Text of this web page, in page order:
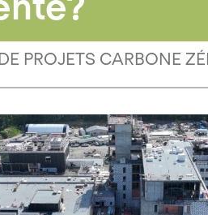
PROJETS CARBONE